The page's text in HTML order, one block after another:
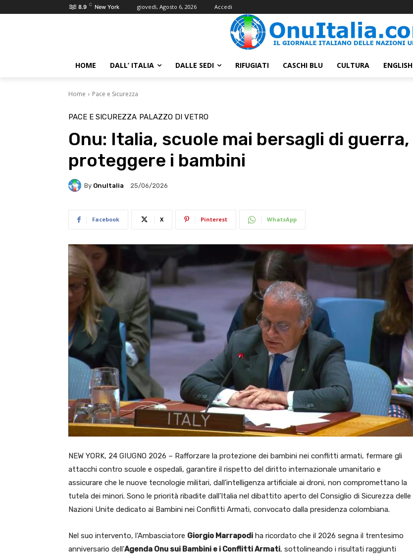
8.9 C New York giovedì, Agosto 6, 2026 Accedi
HOME DALL’ ITALIA DALLE SEDI RIFUGIATI CASCHI BLU CULTURA ENGLISH
Home Pace e Sicurezza
PACE E SICUREZZA PALAZZO DI VETRO
Onu: Italia, scuole mai bersagli di guerra,
proteggere i bambini
By OnuItalia 25/06/2026
Facebook X Pinterest WhatsApp
NEW YORK, 24 GIUGNO 2026 – Rafforzare la protezione dei bambini nei conflitti armati, fermare gli
attacchi contro scuole e ospedali, garantire il rispetto del diritto internazionale umanitario e
assicurare che le nuove tecnologie militari, dall’intelligenza artificiale ai droni, non compromettano la
tutela dei minori. Sono le priorità ribadite dall’Italia nel dibattito aperto del Consiglio di Sicurezza delle
Nazioni Unite dedicato ai Bambini nei Conflitti Armati, convocato dalla presidenza colombiana.
Nel suo intervento, l’Ambasciatore Giorgio Marrapodi ha ricordato che il 2026 segna il trentesimo
anniversario dell’Agenda Onu sui Bambini e i Conflitti Armati, sottolineando i risultati raggiunti